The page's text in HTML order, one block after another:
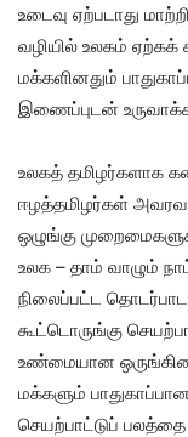
உடைவு ஏற்படாது
வழியில் உலகம்
மக்களினதும்
இணைப்புடன்
உலகத் தமிழர்களாக
ஈழத்தமிழர்கள்
ஒழுங்கு
உலக – தாம் வாழும்
நிலைப்பட்ட
கூட்டொருங்கு
உண்மையான
மக்களும்
செயற்பாட்டுப்